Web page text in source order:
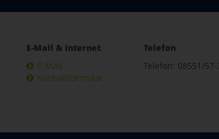
E-Mail & Internet
E-Mail
Kontaktformular
Telefon
Telefon: 08551/57-